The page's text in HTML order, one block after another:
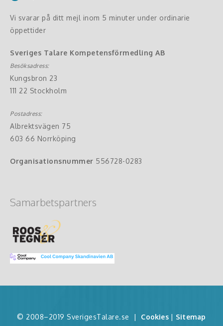
Vi svarar på ditt mejl inom 5 minuter under ordinarie
öppettider
Sveriges Talare Kompetensförmedling AB
Besöksadress:
Kungsbron 23
111 22 Stockholm
Postadress:
Albrektsvägen 75
603 66 Norrköping
Organisationsnummer 556728-0283
Samarbetspartners
© 2008–2019 SverigesTalare.se | Cookies | Sitemap